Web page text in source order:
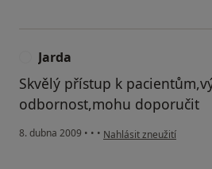
Jarda
Skvělý přístup k
odbornost,mohu doporučit
8. dubna 2009 • • • podle názoru uživatele
Nahlásit zneužití